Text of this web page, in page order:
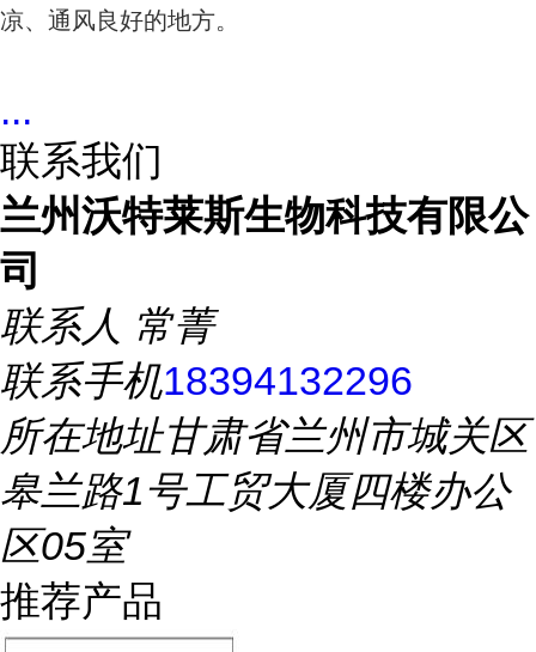
凉、通风良好的地方。
...
联系我们
兰州沃特莱斯生物科技有限公
司
联系人 常菁
联系手机18394132296
所在地址甘肃省兰州市城关区
皋兰路1号工贸大厦四楼办公
区05室
推荐产品